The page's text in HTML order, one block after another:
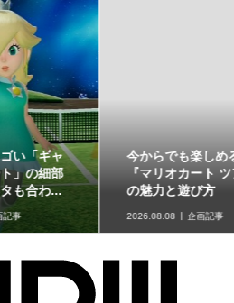
長さ30cmの可動式プラモ
「ポケモンプラモコレク
ション セレクトシリー...
グッズ情報